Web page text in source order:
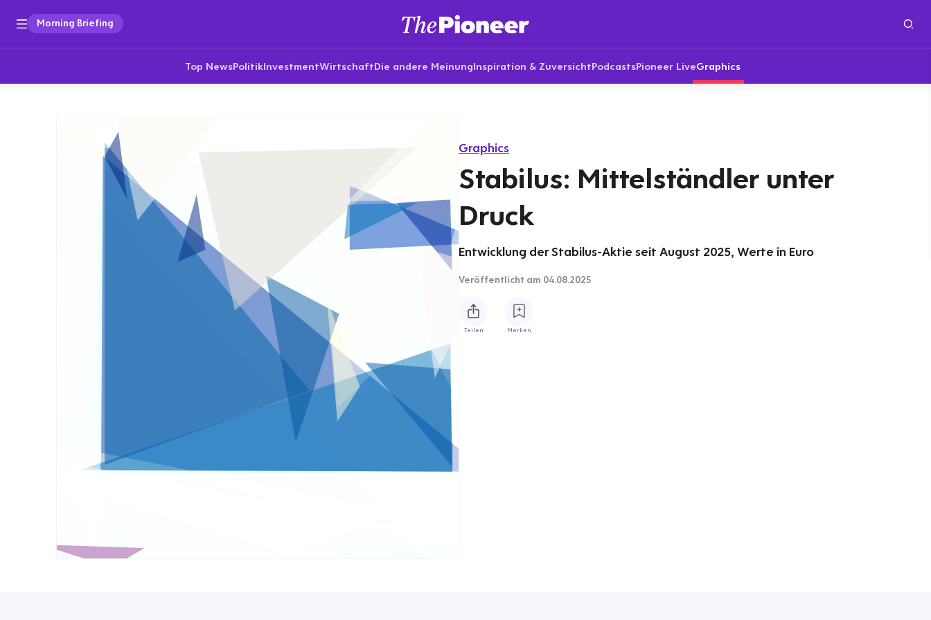
Morning Briefing
Top NewsPolitikInvestmentWirtschaftDie andere MeinungInspiration & ZuversichtPodcastsPioneer LiveGraphics
Graphics
Stabilus: Mittelständler unter
Druck
Entwicklung der Stabilus-Aktie seit August 2025, Werte in Euro
Veröffentlicht am 04.08.2025
Teilen Merken